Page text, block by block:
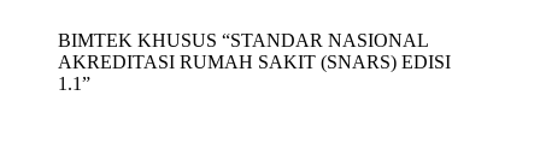
BIMTEK KHUSUS “STANDAR NASIONAL
AKREDITASI RUMAH SAKIT (SNARS) EDISI
1.1”